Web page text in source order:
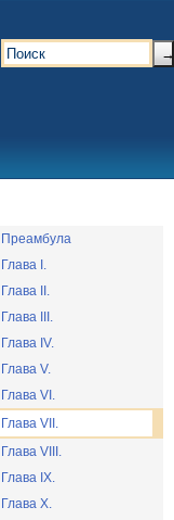
→
Преамбула
Глава I.
Глава II.
Глава III.
Глава IV.
Глава V.
Глава VI.
Глава VII.
Глава VIII.
Глава IX.
Глава X.